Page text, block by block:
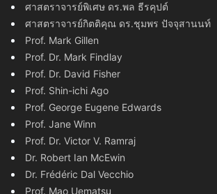
ศาสตราจารย์พิเศษ ดร.พล ธีรคุปต์
ศาสตราจารย์กิตติคุณ ดร.ชุมพร ปัจจุสานนท์
Prof. Mark Gillen
Prof. Dr. Mark Findlay
Prof. Dr. David Fisher
Prof. Shin-ichi Ago
Prof. George Eugene Edwards
Prof. Jane Winn
Prof. Dr. Victor V. Ramraj
Dr. Robert Ian McEwin
Dr. Frédéric Dal Vecchio
Prof. Mao Uematsu